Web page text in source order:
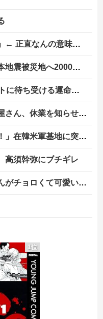
もなかった件ｗｗｗｗｗｗｗｗ
地へ2000万円の寄付！
題に、経歴自体はとんでもないものだが……
る貼り紙に応援コメントが続々と
地に突入した韓国学生、即逮捕
高須幹弥にブチギレ
いwwwwwww （※画像あり）他
半額で販売 どうなる秘書給与疑惑
になってる……」と衝撃を受ける人が続出中
の男3人を逮捕 #移民 #外国人
1位